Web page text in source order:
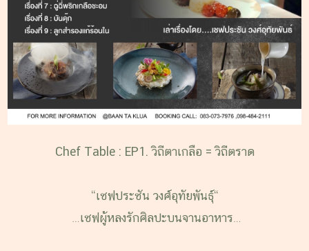
Chef Table : EP1. วิถีตาเกลือ = วิถีตราด
“เชฟประชัน วงศ์อุทัยพันธุ์“
…เชฟผู้หลงรักศิลปะบนจานอาหาร…